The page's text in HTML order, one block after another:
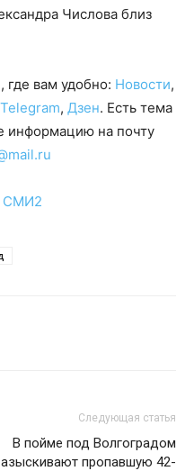
Числова близ
где вам удобно: Новости,
Telegram, Дзен. Есть тема
информацию на почту
СМИ2
Следующая статья
В пойме под Волгоградом
пропавшую 42-